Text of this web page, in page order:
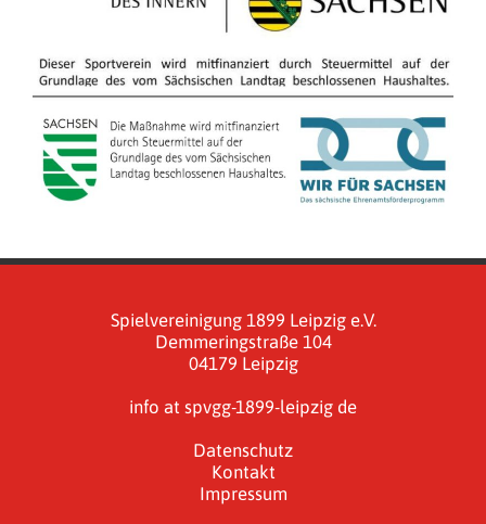
Spielvereinigung 1899 Leipzig e.V.
Demmeringstraße 104
04179 Leipzig
info at spvgg-1899-leipzig de
Datenschutz
Kontakt
Impressum